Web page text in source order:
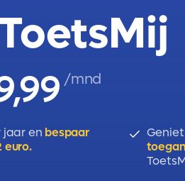
/mnd
jaar en bespaar
euro.